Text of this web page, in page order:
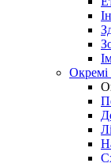
Окремі